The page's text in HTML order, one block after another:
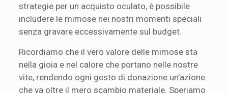
strategie per un acquisto oculato, è possibile
includere le mimose nei nostri momenti speciali
senza gravare eccessivamente sul budget.
Ricordiamo che il vero valore delle mimose sta
nella gioia e nel calore che portano nelle nostre
vite, rendendo ogni gesto di donazione un’azione
che va oltre il mero scambio materiale. Speriamo